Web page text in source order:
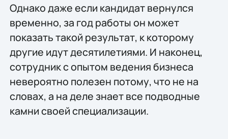
Однако даже если кандидат вернулся
временно, за год работы он может
показать такой результат, к которому
другие идут десятилетиями. И наконец,
сотрудник с опытом ведения бизнеса
невероятно полезен потому, что не на
словах, а на деле знает все подводные
камни своей специализации.